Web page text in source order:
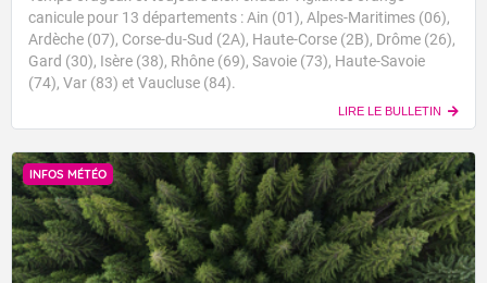
canicule pour 13 départements : Ain (01), Alpes-Maritimes (06),
Ardèche (07), Corse-du-Sud (2A), Haute-Corse (2B), Drôme (26),
Gard (30), Isère (38), Rhône (69), Savoie (73), Haute-Savoie
(74), Var (83) et Vaucluse (84).
LIRE LE BULLETIN
INFOS MÉTÉO